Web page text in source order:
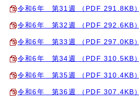
令和6年 第31週 （PDF 291.8KB）
令和6年 第32週 （PDF 292.6KB）
令和6年 第33週 （PDF 297.0KB）
令和6年 第34週 （PDF 310.5KB）
令和6年 第35週 （PDF 310.4KB）
令和6年 第36週 （PDF 307.4KB）